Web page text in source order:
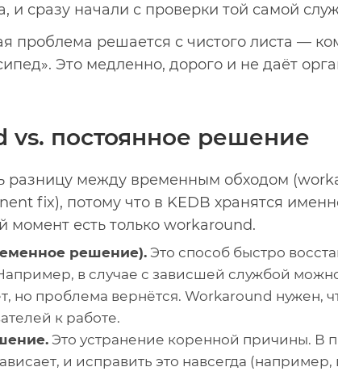
и сразу начали с проверки той самой
проблема решается с чистого листа —
Это медленно, дорого и не даёт
vs. постоянное решение
разницу между временным обходом
fix), потому что в KEDB хранятся
момент есть только workaround.
решение). Это способ быстро
в случае с зависшей службой
но проблема вернётся. Workaround нужен,
к работе.
Это устранение коренной причины. В
и исправить это навсегда